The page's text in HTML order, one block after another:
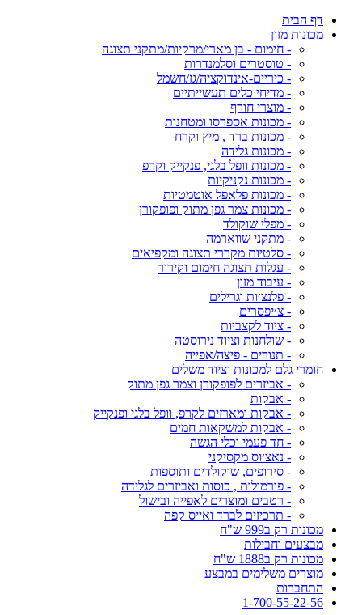
דף הבית
מכונות מזון
- חימום - בן מארי/מרקיות/מתקני תצוגה
- טוסטרים וסלמנדרות
- כיריים-אינדוקציה/גז/חשמל
- מדיחי כלים תעשייתיים
- מוצרי חורף
- מכונות אספרסו ומטחנות
- מכונות ברד , מיץ וקרח
- מכונות גלידה
- מכונות וופל בלגי, פנקייק וקרפ
- מכונות נקניקיות
- מכונות פלאפל אוטמטיות
- מכונות צמר גפן מתוק ופופקורן
- מפלי שוקולד
- מתקני שווארמה
- סלטיות מקררי תצוגה ומקפיאים
- עגלות תצוגה חימום וקירור
- עיבוד מזון
- פלנצ׳ות וגרילים
- צ׳יפסרים
- ציוד לקצביות
- שולחנות וציוד נירוסטה
- תנורים - פיצה/אפייה
חומרי גלם למכונות וציוד משלים
- אביזרים לפופקורן וצמר גפן מתוק
- אבקות
- אבקות ומארזים לקרפ, וופל בלגי ופנקייק
- אבקות למשקאות חמים
- חד פעמי וכלי הגשה
- נאצ׳וס מקסיקני
- סירופים, שוקולדים ותוספות
- פורמולות , כוסות ואביזרים לגלידה
- רטבים ומוצרים לאפייה ובישול
- תרכיזים לברד ואייס קפה
מכונות רק ב999 ש"ח
מבצעים וחבילות
מכונות רק ב1888 ש"ח
מוצרים משלימים במבצע
התחברות
1-700-55-22-56